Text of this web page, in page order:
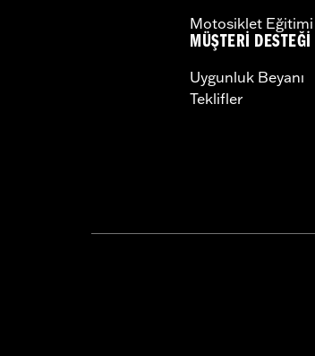
Motosiklet Eğitimi
MÜŞTERI DESTEĞI
Uygunluk Beyanı
Teklifler